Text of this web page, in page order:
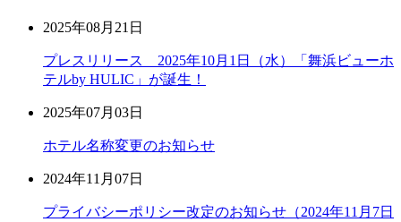
2025年08月21日
プレスリリース 2025年10月1日（水）「舞浜ビューホ
テルby HULIC」が誕生！
2025年07月03日
ホテル名称変更のお知らせ
2024年11月07日
プライバシーポリシー改定のお知らせ（2024年11月7日